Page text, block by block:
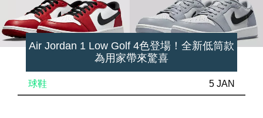
Air Jordan 1 Low Golf 4色登場！全新低筒款
為用家帶來驚喜
球鞋 5 JAN